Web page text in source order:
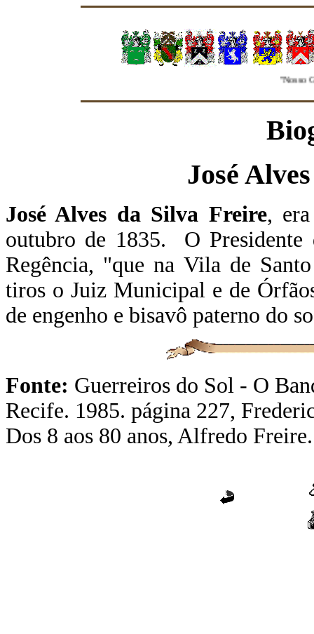
"Nosso
José
José Alves da Silva Freire,
outubro de 1835. O Presidente
Regência, "que na Vila de
tiros o Juiz Municipal e de
de engenho e bisavô paterno do
Fonte: Guerreiros do Sol - O
Recife. 1985. página 227,
Dos 8 aos 80 anos, Alfredo